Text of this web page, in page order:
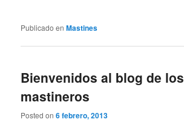
Publicado en Mastines
Bienvenidos al blog de los
mastineros
Posted on6 febrero, 2013